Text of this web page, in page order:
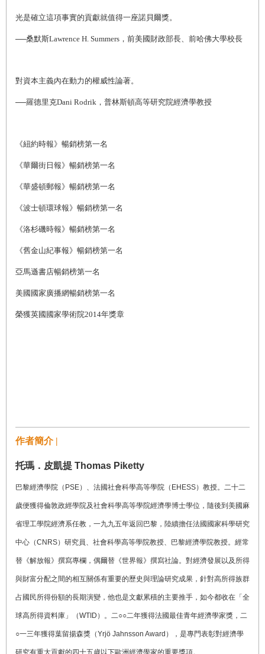
光是確立這項事實的貢獻就值得一座諾貝爾獎。
──桑默斯Lawrence H. Summers，前美國財政部長、前哈佛大學校長
對資本主義內在動力的權威性論著。
──羅德里克Dani Rodrik，普林斯頓高等研究院經濟學教授
《紐約時報》暢銷榜第一名
《華爾街日報》暢銷榜第一名
《華盛頓郵報》暢銷榜第一名
《波士頓環球報》暢銷榜第一名
《洛杉磯時報》暢銷榜第一名
《舊金山紀事報》暢銷榜第一名
亞馬遜書店暢銷榜第一名
美國國家廣播網暢銷榜第一名
榮獲英國國家學術院2014年獎章
作者簡介 |
托瑪．皮凱提 Thomas Piketty
巴黎經濟學院（PSE）、法國社會科學高等學院（EHESS）教授。二十二
歲便獲得倫敦政經學院及社會科學高等學院經濟學博士學位，隨後到美國麻
省理工學院經濟系任教，一九九五年返回巴黎，陸續擔任法國國家科學研究
中心（CNRS）研究員、社會科學高等學院教授、巴黎經濟學院教授。經常
替《解放報》撰寫專欄，偶爾替《世界報》撰寫社論。對經濟發展以及所得
與財富分配之間的相互關係有重要的歷史與理論研究成果，針對高所得族群
占國民所得份額的長期演變，他也是文獻累積的主要推手，如今都收在「全
球高所得資料庫」（WTID）。二 ○○二年獲得法國最佳青年經濟學家獎，二
○一三年獲得葉留揚森獎（Yrjö Jahnsson Award），是專門表彰對經濟學
研究有重大貢獻的四十五歲以下歐洲經濟學家的重要獎項。